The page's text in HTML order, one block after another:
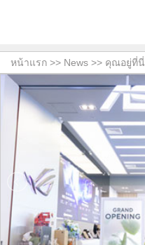
หน้าแรก >> News >> คุณอยู่ที่นี่